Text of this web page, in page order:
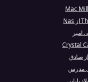
صادق
مدرس